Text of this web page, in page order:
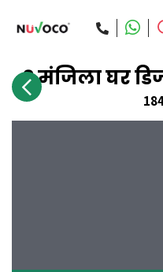
वाले प्रश्न सीडीआईसी हमें
3 मंजिला घर